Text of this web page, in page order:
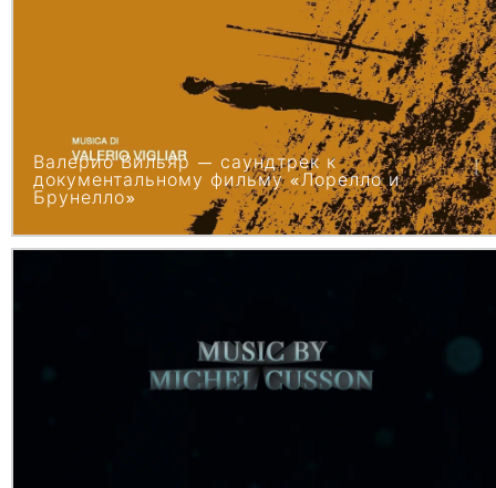
Валерио Вильяр — саундтрек к
документальному фильму «Лорелло и
Брунелло»